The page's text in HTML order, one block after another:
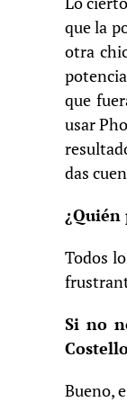
que la
otra
que
usar
das
¿Quién
Todos
Si no
Bueno,